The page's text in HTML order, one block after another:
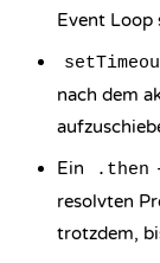
Event
nach dem
Ein
.then
resolvten
trotzdem,